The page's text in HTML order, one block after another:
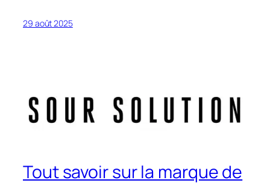
29 août 2025
Tout savoir sur la marque de